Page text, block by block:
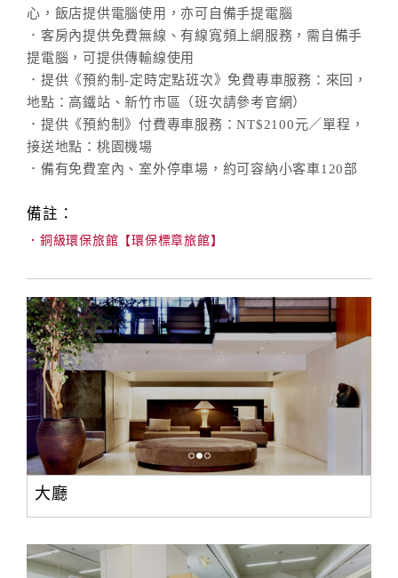
心，飯店提供電腦使用，亦可自備手提電腦
．客房內提供免費無線、有線寬頻上網服務，需自備手
提電腦，可提供傳輸線使用
．提供《預約制-定時定點班次》免費專車服務：來回，
地點：高鐵站、新竹市區（班次請參考官網）
．提供《預約制》付費專車服務：NT$2100元／單程，
接送地點：桃園機場
．備有免費室內、室外停車場，約可容納小客車120部
備註：
．銅級環保旅館【環保標章旅館】
大廳